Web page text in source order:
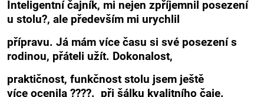
Inteligentní čajník, mi nejen zpříjemnil posezení
u stolu?, ale především mi urychlil
přípravu. Já mám více času si své posezení s
rodinou, přáteli užít. Dokonalost,
praktičnost, funkčnost stolu jsem ještě
více ocenila ????. při šálku kvalitního čaje.